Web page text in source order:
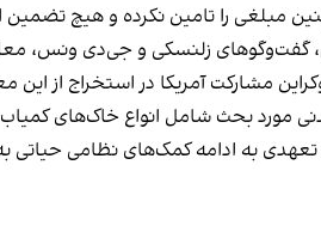
مبلغی را تامین نکرده و هیچ
مشارکت آمریکا در استخراج از این
مورد بحث شامل انواع خاک‌های